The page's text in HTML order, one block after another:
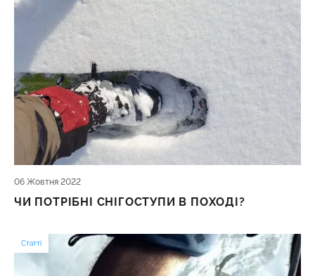
06 Жовтня 2022
ЧИ ПОТРІБНІ СНІГОСТУПИ В ПОХОДІ?
Статті